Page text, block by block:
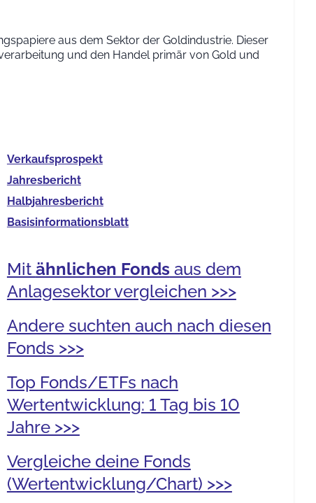
aus dem Sektor der Goldindustrie. Dieser
und den Handel primär von Gold und
Verkaufs­prospekt
Jahres­bericht
Halb­jahres­bericht
Basis­informationsblatt
Mit ähnlichen Fonds aus dem
Anlagesektor vergleichen >>>
Andere suchten auch nach diesen
Fonds >>>
Top Fonds/ETFs nach
Wertentwicklung: 1 Tag bis 10
Jahre >>>
Vergleiche deine Fonds
(Wertentwicklung/Chart) >>>